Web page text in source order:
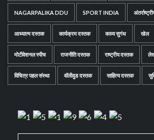
NAGARPALIKA DDU SPORT INDIA
आध्यात्म दस्तक कार्यक्रम दस्तक काव्य सुगंध खेल
मोटीवेशनल स्पीच राजनीति दस्तक राष्ट्रीय दस्तक
विचित्र पहल संस्था वॉलीवुड दस्तक साहित्य दस्तक